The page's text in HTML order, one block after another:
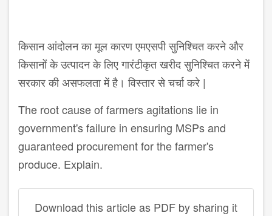
किसान आंदोलन का मूल कारण एमएसपी सुनिश्चित करने और
किसानों के उत्पादन के लिए गारंटीकृत खरीद सुनिश्चित करने में
सरकार की असफलता में है। विस्तार से चर्चा करे |
The root cause of farmers agitations lie in
government's failure in ensuring MSPs and
guaranteed procurement for the farmer's
produce. Explain.
Download this article as PDF by sharing it